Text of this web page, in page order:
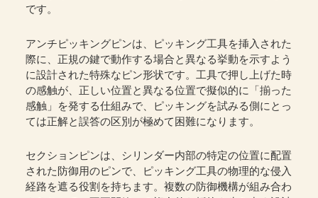
です。
アンチピッキングピンは、ピッキング工具を挿入された
際に、正規の鍵で動作する場合と異なる挙動を示すよう
に設計された特殊なピン形状です。工具で押し上げた時
の感触が、正しい位置と異なる位置で擬似的に「揃った
感触」を発する仕組みで、ピッキングを試みる側にとっ
ては正解と誤答の区別が極めて困難になります。
セクションピンは、シリンダー内部の特定の位置に配置
された防御用のピンで、ピッキング工具の物理的な侵入
経路を遮る役割を持ちます。複数の防御機構が組み合わ